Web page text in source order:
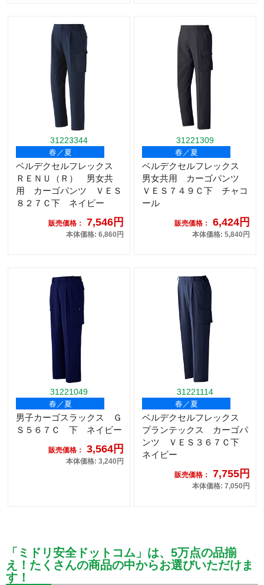
31223344
春／夏
ベルデクセルフレックス
ＲＥＮＵ（Ｒ） 男女共
用 カーゴパンツ ＶＥＳ
８２７Ｃ下 ネイビー
販売価格： 7,546円
本体価格: 6,860円
31221309
春／夏
ベルデクセルフレックス
男女共用 カーゴパンツ
ＶＥＳ７４９Ｃ下 チャコ
ール
販売価格： 6,424円
本体価格: 5,840円
31221049
春／夏
男子カーゴスラックス Ｇ
Ｓ５６７Ｃ 下 ネイビー
販売価格： 3,564円
本体価格: 3,240円
31221114
春／夏
ベルデクセルフレックス
プランテックス カーゴパ
ンツ ＶＥＳ３６７Ｃ下
ネイビー
販売価格： 7,755円
本体価格: 7,050円
「ミドリ安全ドットコム」は、5万点の品揃
え！たくさんの商品の中からお選びいただけま
す！